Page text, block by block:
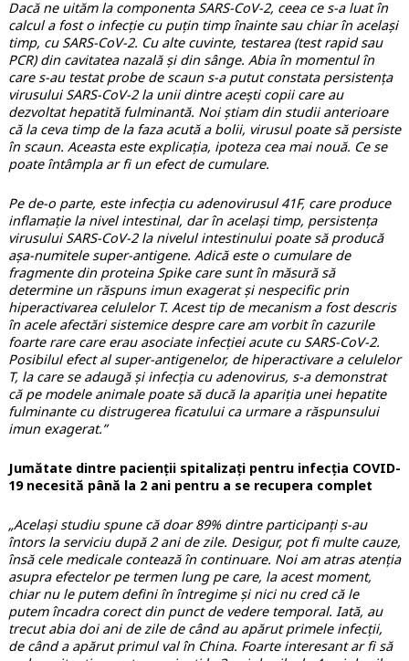
Dacă ne uităm la componenta SARS-CoV-2, ceea ce s-a luat în
calcul a fost o infecție cu puțin timp înainte sau chiar în același
timp, cu SARS-CoV-2. Cu alte cuvinte, testarea (test rapid sau
PCR) din cavitatea nazală și din sânge. Abia în momentul în
care s-au testat probe de scaun s-a putut constata persistența
virusului SARS-CoV-2 la unii dintre acești copii care au
dezvoltat hepatită fulminantă. Noi știam din studii anterioare
că la ceva timp de la faza acută a bolii, virusul poate să persiste
în scaun. Aceasta este explicația, ipoteza cea mai nouă. Ce se
poate întâmpla ar fi un efect de cumulare.
Pe de-o parte, este infecția cu adenovirusul 41F, care produce
inflamație la nivel intestinal, dar în același timp, persistența
virusului SARS-CoV-2 la nivelul intestinului poate să producă
așa-numitele super-antigene. Adică este o cumulare de
fragmente din proteina Spike care sunt în măsură să
determine un răspuns imun exagerat și nespecific prin
hiperactivarea celulelor T. Acest tip de mecanism a fost descris
în acele afectări sistemice despre care am vorbit în cazurile
foarte rare care erau asociate infecției acute cu SARS-CoV-2.
Posibilul efect al super-antigenelor, de hiperactivare a celulelor
T, la care se adaugă și infecția cu adenovirus, s-a demonstrat
că pe modele animale poate să ducă la apariția unei hepatite
fulminante cu distrugerea ficatului ca urmare a răspunsului
imun exagerat.”
Jumătate dintre pacienții spitalizați pentru infecția COVID-
19 necesită până la 2 ani pentru a se recupera complet
„Același studiu spune că doar 89% dintre participanți s-au
întors la serviciu după 2 ani de zile. Desigur, pot fi multe cauze,
însă cele medicale contează în continuare. Noi am atras atenția
asupra efectelor pe termen lung pe care, la acest moment,
chiar nu le putem defini în întregime și nici nu cred că le
putem încadra corect din punct de vedere temporal. Iată, au
trecut abia doi ani de zile de când au apărut primele infecții,
de când a apărut primul val în China. Foarte interesant ar fi să